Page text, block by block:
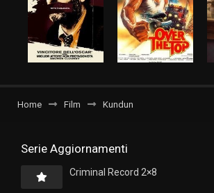
Home Film Kundun
Serie Aggiornamenti
Criminal Record 2×8